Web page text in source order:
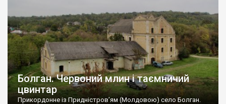
Болган. Червоний млин і таємничий
цвинтар
Прикордонне із Придністров’ям (Молдовою) село Болган.